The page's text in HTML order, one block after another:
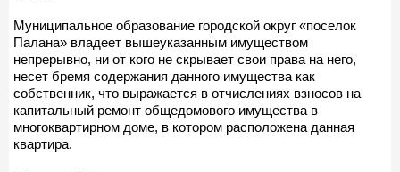
Муниципальное образование городской округ «поселок
Палана» владеет вышеуказанным имуществом
непрерывно, ни от кого не скрывает свои права на него,
несет бремя содержания данного имущества как
собственник, что выражается в отчислениях взносов на
капитальный ремонт общедомового имущества в
многоквартирном доме, в котором расположена данная
квартира.